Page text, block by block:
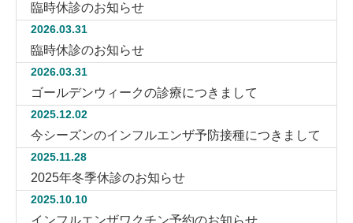
臨時休診のお知らせ
2026.03.31
臨時休診のお知らせ
2026.03.31
ゴールデンウィークの診療につきまして
2025.12.02
今シーズンのインフルエンザ予防接種につきまして
2025.11.28
2025年冬季休診のお知らせ
2025.10.10
インフルエンザワクチン予約のお知らせ